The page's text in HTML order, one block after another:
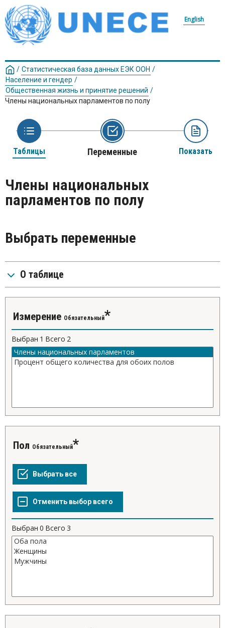
English
/ Статистическая база данных ЕЭК ООН /
Население и гендер /
Общественная жизнь и принятие решений /
Члены национальных парламентов по полу
Таблицы Переменные Показать
Члены национальных
парламентов по полу
Выбрать переменные
О таблице
Измерение Обязательный
Выбран 1 Всего 2
Пол Обязательный
Выбран 0 Всего 3